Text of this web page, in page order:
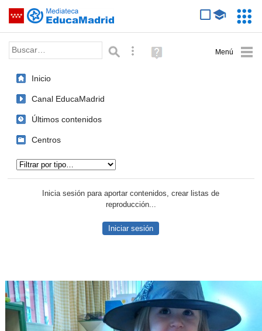
Saltar navegación
Palabra o frase: Búsqueda avanzada
Ayuda
(en
Inicio
Canal EducaMadrid
Últimos contenidos
Centros
Inicia sesión para aportar contenidos, crear listas de
reproducción...
Iniciar sesión